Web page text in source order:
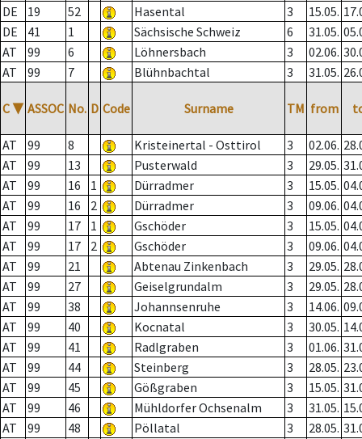
DE
19 52 Hasental 3 15.05.
DE
41 1 Sächsische Schweiz 6 31.05.
AT
99 6 Löhnersbach 3 02.06.
AT
99 7 Blühnbachtal 3 31.05.
C ▼ ASSOC No. D Code Surname TM from
AT 99 8 Kristeinertal - Osttirol 3 02.06.
AT
99 13 Pusterwald 3 29.05.
AT
99 16 1 Dürradmer 3 15.05.
AT
99 16 2 Dürradmer 3 09.06.
AT
99 17 1 Gschöder 3 15.05.
AT
99 17 2 Gschöder 3 09.06.
AT
99 21 Abtenau Zinkenbach 3 29.05.
AT
99 27 Geiselgrundalm 3 29.05.
AT
99 38 Johannsenruhe 3 14.06.
AT
99 40 Kocnatal 3 30.05.
AT
99 41 Radlgraben 3 01.06.
AT
99 44 Steinberg 3 28.05.
AT
99 45 Gößgraben 3 15.05.
AT
99 46 Mühldorfer Ochsenalm 3 31.05.
AT
99 48 Pöllatal 3 28.05.